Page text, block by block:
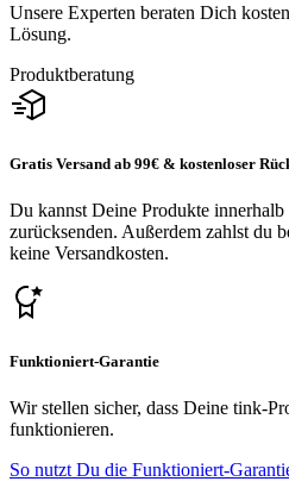
Unsere Experten beraten Dich
Lösung.
Produktberatung
Gratis Versand ab 99€ & kostenloser
Du kannst Deine Produkte
zurücksenden. Außerdem zahlst du
keine Versandkosten.
Funktioniert-Garantie
Wir stellen sicher, dass Deine tink-
funktionieren.
So nutzt Du die Funktioniert-